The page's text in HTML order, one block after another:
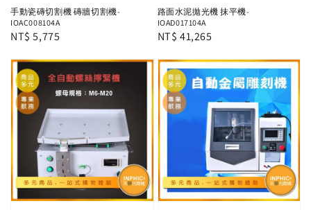
手動瓷磚切割機 磚牆切割機-
IOAC008104A
Regular
NT$ 5,775
路面水泥拋光機 抹平機-
IOAD017104A
Regular
NT$ 41,265